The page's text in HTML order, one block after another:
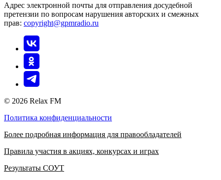
Адрес электронной почты для отправления досудебной
претензии по вопросам нарушения авторских и смежных
прав: copyright@gpmradio.ru
© 2026 Relax FM
Политика конфиденциальности
Более подробная информация для правообладателей
Правила участия в акциях, конкурсах и играх
Результаты СОУТ